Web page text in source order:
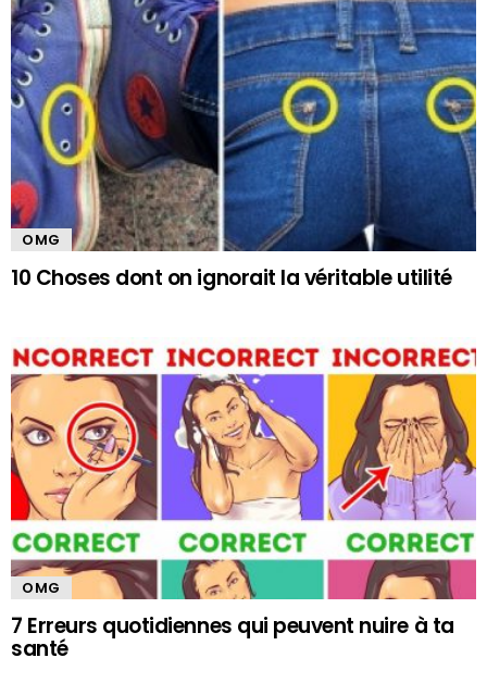
OMG
10 Choses dont on ignorait la véritable utilité
OMG
7 Erreurs quotidiennes qui peuvent nuire à ta
santé